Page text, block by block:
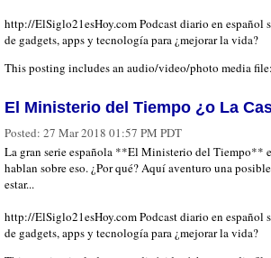
http://ElSiglo21esHoy.com Podcast diario en
de gadgets, apps y tecnología para ¿mejorar la vida?
This posting includes an audio/video/photo media file:
El Ministerio del Tiempo ¿o La
Posted: 27 Mar 2018 01:57 PM PDT
La gran serie española **El Ministerio del Tiempo**
hablan sobre eso. ¿Por qué? Aquí aventuro una
estar...
http://ElSiglo21esHoy.com Podcast diario en
de gadgets, apps y tecnología para ¿mejorar la vida?